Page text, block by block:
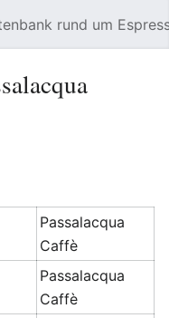
rund um
Passalacqua
Caffè
Passalacqua
Caffè